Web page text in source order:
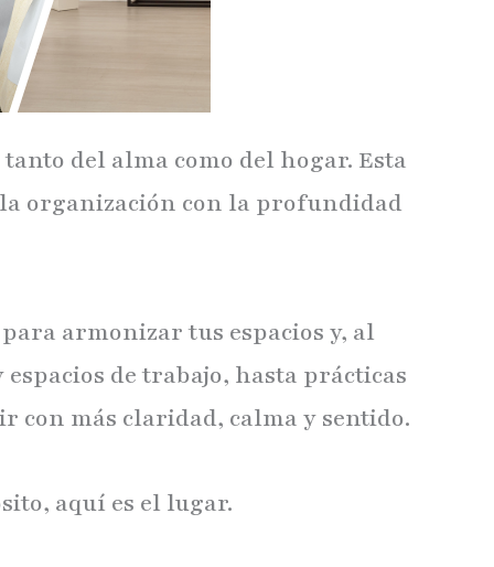
del alma como del hogar. Esta
organización con la profundidad
armonizar tus espacios y, al
de trabajo, hasta prácticas
con más claridad, calma y sentido.
aquí es el lugar.